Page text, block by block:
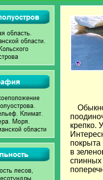
крепко.
в